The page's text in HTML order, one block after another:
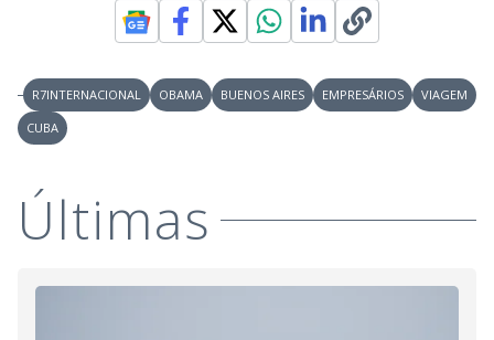
R7INTERNACIONAL OBAMA BUENOS AIRES EMPRESÁRIOS
VIAGEM
CUBA
Últimas